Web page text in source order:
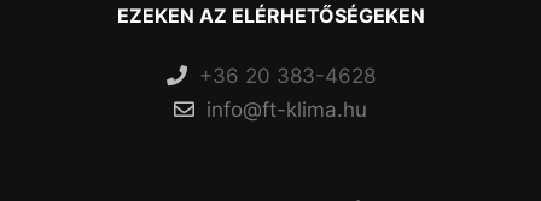
EZEKEN AZ ELÉRHETŐSÉGEKEN
+36 20 383-4628
info@ft-klima.hu